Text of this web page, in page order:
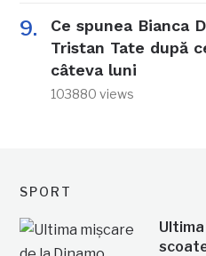
Ce spunea Bianca
Tristan Tate după
câteva luni
103880 views
SPORT